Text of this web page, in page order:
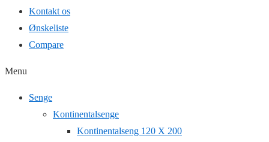
Kontakt os
Ønskeliste
Compare
Menu
Senge
Kontinentalsenge
Kontinentalseng 120 X 200